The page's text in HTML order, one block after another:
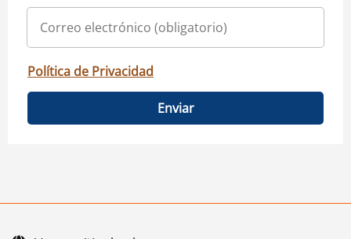
Política de Privacidad
Enviar